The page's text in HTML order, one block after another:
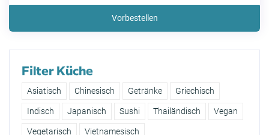
Vorbestellen
Filter Küche
Asiatisch Chinesisch Getränke Griechisch
Indisch Japanisch Sushi Thailändisch Vegan
Vegetarisch Vietnamesisch